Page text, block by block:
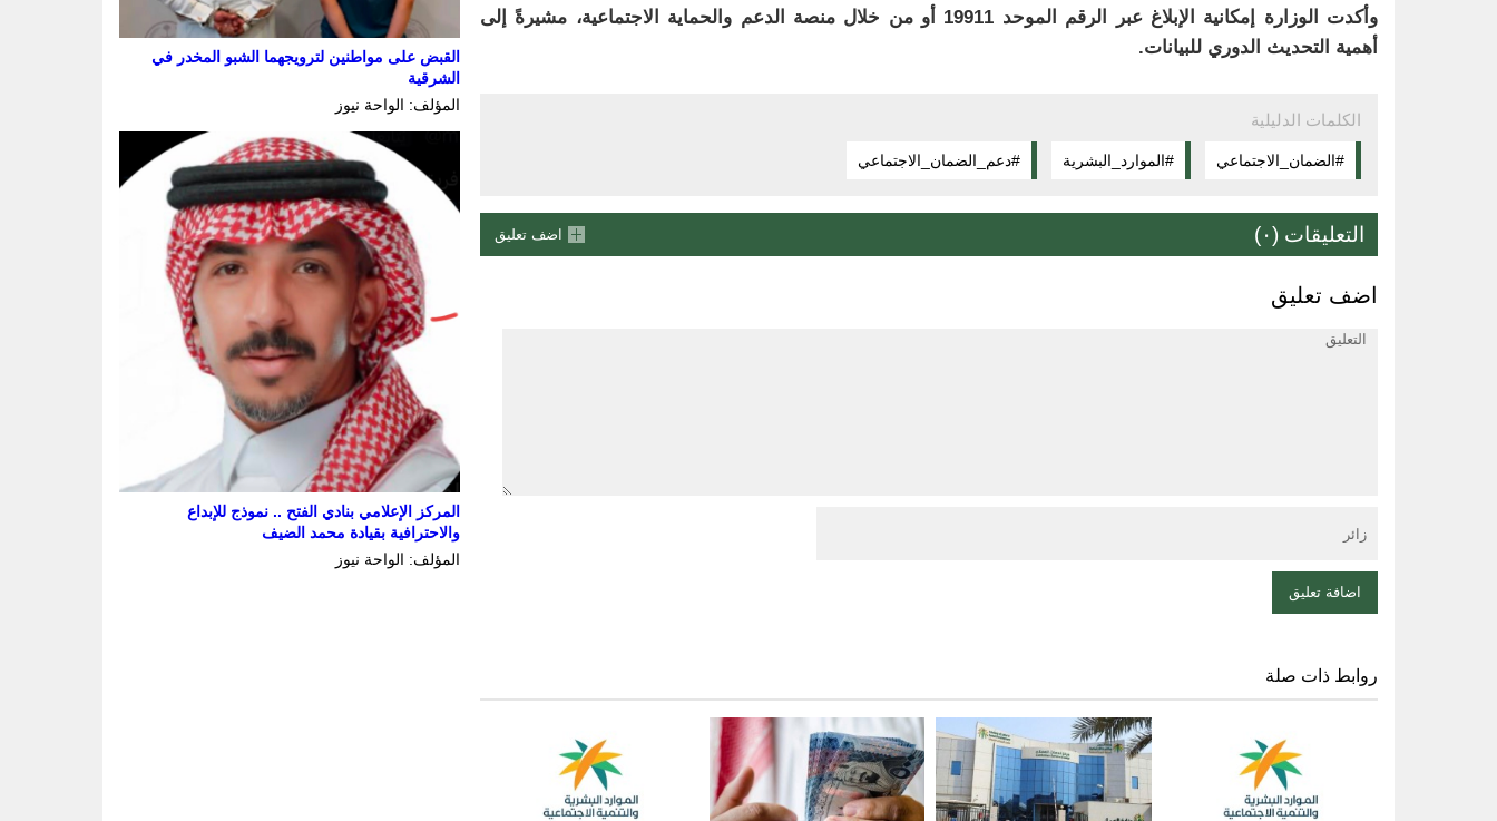
وأكدت الوزارة إمكانية الإبلاغ عبر الرقم الموحد 19911 أو من خلال منصة الدعم والحماية الاجتماعية، مشيرةً إلى
أهمية التحديث الدوري للبيانات.
الكلمات الدليلية
#الضمان_الاجتماعي #الموارد_البشرية #دعم_الضمان_الاجتماعي
التعليقات (٠) اضف تعليق
اضف تعليق
روابط ذات صلة
القبض على مواطنين لترويجهما الشبو المخدر في
الشرقية
المؤلف: الواحة نيوز
المركز الإعلامي بنادي الفتح .. نموذج للإبداع
والاحترافية بقيادة محمد الضيف
المؤلف: الواحة نيوز